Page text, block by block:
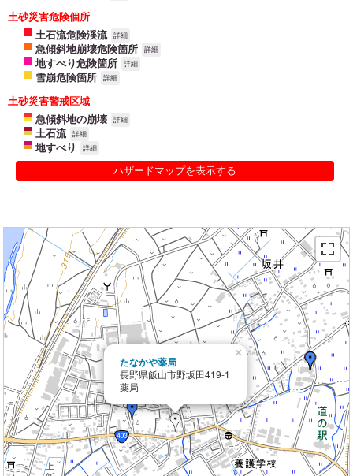
土砂災害危険個所
土石流危険渓流
詳細
急傾斜地崩壊危険箇所 詳細
地すべり危険箇所 詳細
雪崩危険箇所 詳細
土砂災害警戒区域
急傾斜地の崩壊
詳細
土石流 詳細
地すべり 詳細
ハザードマップを表示する
たなかや薬局
長野県飯山市野坂田419-1
薬局
×